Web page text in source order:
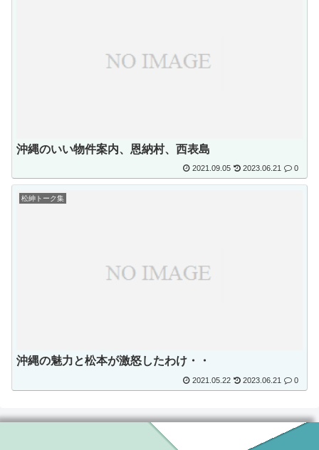
沖縄のいい物件案内、恩納村、西表島
2021.09.05 2023.06.21 0
松紳トーク集
沖縄の魅力と松本が激怒したわけ・・
2021.05.22 2023.06.21 0